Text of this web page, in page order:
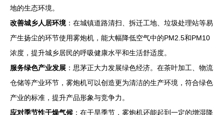
地的生态环境。
改善城乡人居环境：在城镇道路清扫、拆迁工地、垃圾处理站等易
产生扬尘的环节使用雾炮机，能大幅降低空气中的PM2.5和PM10
浓度，提升城乡居民的呼吸健康水平和生活舒适度。
服务绿色产业发展 ：思茅正大力发展绿色经济。在茶叶加工、物流
仓储等产业环节，雾炮机可以创造更为清洁的生产环境，符合绿色
产业的标准，提升产品形象与竞争力。
应对季节性干燥气候 ：在干旱季节，雾炮机还能起到一定的增湿降